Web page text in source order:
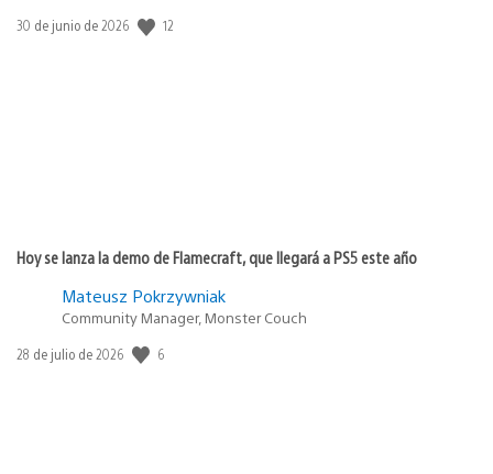
Fecha
30 de junio de 2026 12
Hoy se lanza la demo de Flamecraft, que llegará a PS5 este año
Mateusz Pokrzywniak
Community Manager, Monster Couch
Fecha
28 de julio de 2026 6